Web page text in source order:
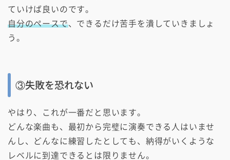
ていけば良いのです。
自分のペースで、できるだけ苦手を潰していきましょ
う。
③失敗を恐れない
やはり、これが一番だと思います。
どんな楽曲も、最初から完璧に演奏できる人はいませ
んし、どんなに練習したとしても、納得がいくような
レベルに到達できるとは限りません。